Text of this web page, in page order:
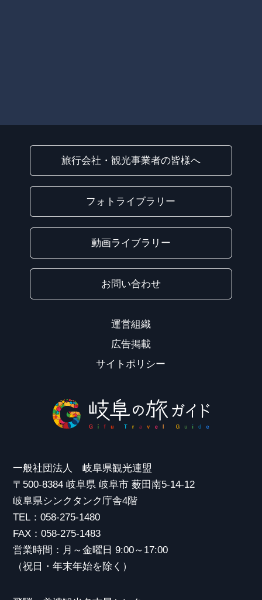
旅行会社・観光事業者の皆様へ
フォトライブラリー
動画ライブラリー
お問い合わせ
運営組織
広告掲載
サイトポリシー
一般社団法人 岐阜県観光連盟
〒500-8384 岐阜県 岐阜市 薮田南5-14-12
岐阜県シンクタンク庁舎4階
TEL：058-275-1480
FAX：058-275-1483
営業時間：月～金曜日 9:00～17:00
（祝日・年末年始を除く）